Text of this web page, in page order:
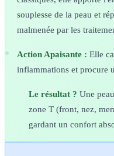
souplesse de la peau et
malmenée par les
Action Apaisante : Elle
inflammations et procure
Le résultat ? Une
zone T (front, nez,
gardant un confort